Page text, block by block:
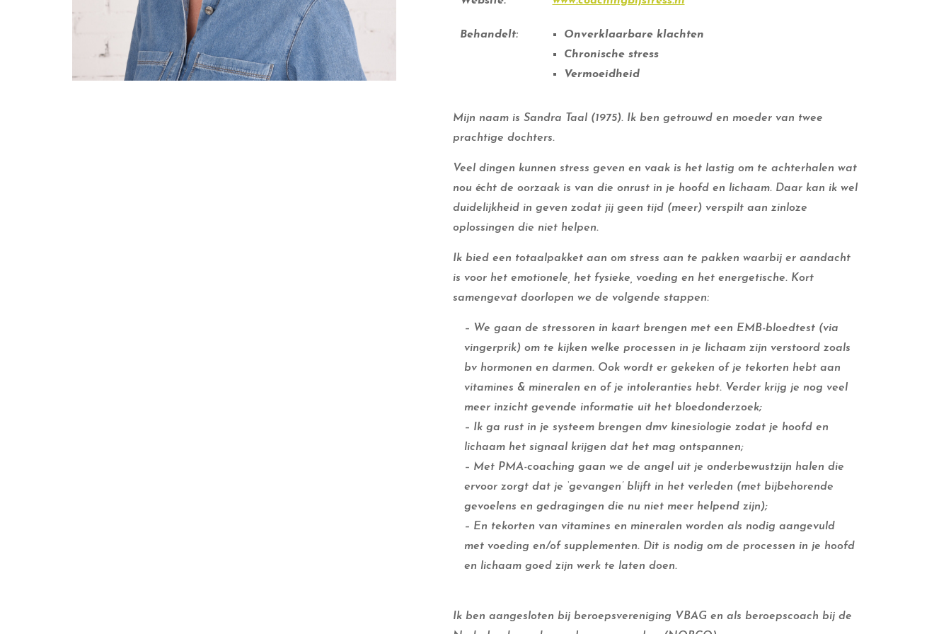
Behandelt:
Onverklaarbare klachten
Chronische stress
Vermoeidheid
Mijn naam is Sandra Taal (1975). Ik ben getrouwd en moeder van twee
prachtige dochters.
Veel dingen kunnen stress geven en vaak is het lastig om te achterhalen wat
nou écht de oorzaak is van die onrust in je hoofd en lichaam. Daar kan ik wel
duidelijkheid in geven zodat jij geen tijd (meer) verspilt aan zinloze
oplossingen die niet helpen.
Ik bied een totaalpakket aan om stress aan te pakken waarbij er aandacht
is voor het emotionele, het fysieke, voeding en het energetische. Kort
samengevat doorlopen we de volgende stappen:
– We gaan de stressoren in kaart brengen met een EMB-bloedtest (via
vingerprik) om te kijken welke processen in je lichaam zijn verstoord zoals
bv hormonen en darmen. Ook wordt er gekeken of je tekorten hebt aan
vitamines & mineralen en of je intoleranties hebt. Verder krijg je nog veel
meer inzicht gevende informatie uit het bloedonderzoek;
– Ik ga rust in je systeem brengen dmv kinesiologie zodat je hoofd en
lichaam het signaal krijgen dat het mag ontspannen;
– Met PMA-coaching gaan we de angel uit je onderbewustzijn halen die
ervoor zorgt dat je ‘gevangen’ blijft in het verleden (met bijbehorende
gevoelens en gedragingen die nu niet meer helpend zijn);
– En tekorten van vitamines en mineralen worden als nodig aangevuld
met voeding en/of supplementen. Dit is nodig om de processen in je hoofd
en lichaam goed zijn werk te laten doen.
Ik ben aangesloten bij beroepsvereniging VBAG en als beroepscoach bij de